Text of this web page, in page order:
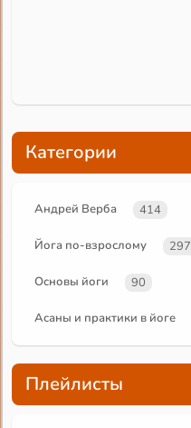
Категории
Андрей Верба 414
Йога по-взрослому 297
Основы йоги 90
Асаны и практики в йоге
Плейлисты